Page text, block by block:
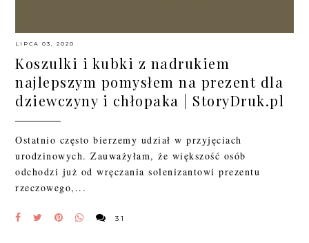
LIPCA 03, 2020
Koszulki i kubki z nadrukiem
najlepszym pomysłem na prezent dla
dziewczyny i chłopaka | StoryDruk.pl
Ostatnio często bierzemy udział w przyjęciach
urodzinowych. Zauważyłam, że większość osób
odchodzi już od wręczania solenizantowi prezentu
rzeczowego,...
31